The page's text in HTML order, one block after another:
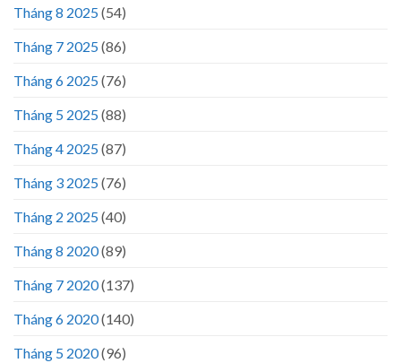
Tháng 8 2025(54)
Tháng 7 2025(86)
Tháng 6 2025(76)
Tháng 5 2025(88)
Tháng 4 2025(87)
Tháng 3 2025(76)
Tháng 2 2025(40)
Tháng 8 2020(89)
Tháng 7 2020(137)
Tháng 6 2020(140)
Tháng 5 2020(96)